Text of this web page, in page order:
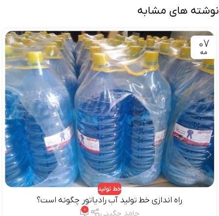
نوشته های مشابه
07
مه
خط تولید
راه اندازی خط تولید آب رادیاتور چگونه است؟
حامد چگینی 0